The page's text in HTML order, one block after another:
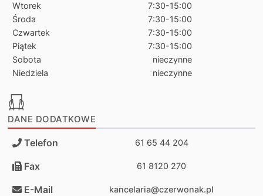
Wtorek
7:30-15:00
Środa
7:30-15:00
Czwartek
7:30-15:00
Piątek
7:30-15:00
Sobota
nieczynne
Niedziela
nieczynne
DANE DODATKOWE
Telefon 61 65 44 204
Fax 61 8120 270
E-Mail kancelaria@czerwonak.pl